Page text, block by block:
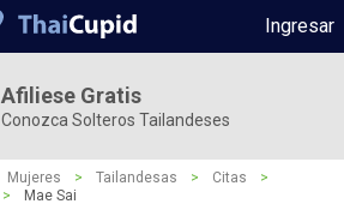
Ingresar
Afiliese Gratis
Conozca Solteros Tailandeses
Mujeres > Tailandesas > Citas
>
> Mae Sai